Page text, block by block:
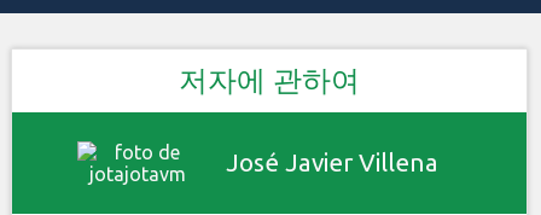
저자에 관하여
José Javier Villena